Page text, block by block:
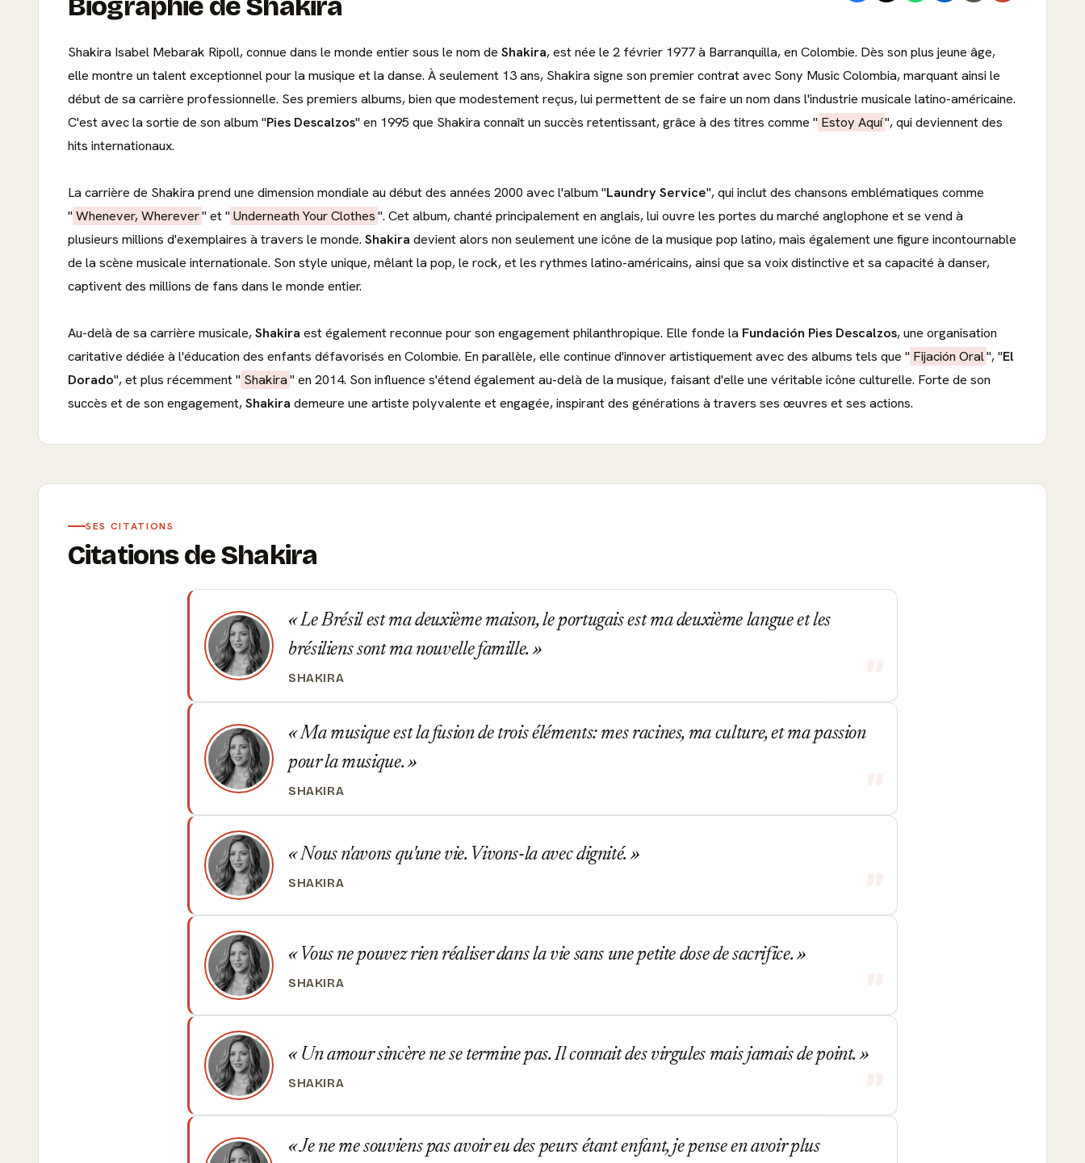
Biographie de Shakira
Shakira Isabel Mebarak Ripoll, connue dans le monde entier sous le nom de Shakira, est née le 2 février 1977 à Barranquilla, en Colombie. Dès son plus jeune âge,
elle montre un talent exceptionnel pour la musique et la danse. À seulement 13 ans, Shakira signe son premier contrat avec Sony Music Colombia, marquant ainsi le
début de sa carrière professionnelle. Ses premiers albums, bien que modestement reçus, lui permettent de se faire un nom dans l'industrie musicale latino-américaine.
C'est avec la sortie de son album "Pies Descalzos" en 1995 que Shakira connaît un succès retentissant, grâce à des titres comme " Estoy Aquí", qui deviennent des
hits internationaux.
La carrière de Shakira prend une dimension mondiale au début des années 2000 avec l'album "Laundry Service", qui inclut des chansons emblématiques comme
" Whenever, Wherever" et " Underneath Your Clothes ". Cet album, chanté principalement en anglais, lui ouvre les portes du marché anglophone et se vend à
plusieurs millions d'exemplaires à travers le monde. Shakira devient alors non seulement une icône de la musique pop latino, mais également une figure incontournable
de la scène musicale internationale. Son style unique, mêlant la pop, le rock, et les rythmes latino-américains, ainsi que sa voix distinctive et sa capacité à danser,
captivent des millions de fans dans le monde entier.
Au-delà de sa carrière musicale,Shakira est également reconnue pour son engagement philanthropique. Elle fonde la Fundación Pies Descalzos, une organisation
caritative dédiée à l'éducation des enfants défavorisés en Colombie. En parallèle, elle continue d'innover artistiquement avec des albums tels que " Fijación Oral", "El
Dorado", et plus récemment " Shakira" en 2014. Son influence s'étend également au-delà de la musique, faisant d'elle une véritable icône culturelle. Forte de son
succès et de son engagement,Shakira demeure une artiste polyvalente et engagée, inspirant des générations à travers ses œuvres et ses actions.
SES CITATIONS
Citations de Shakira
Le Brésil est ma deuxième maison, le portugais est ma deuxième langue et les
brésiliens sont ma nouvelle famille.
SHAKIRA
Ma musique est la fusion de trois éléments: mes racines, ma culture, et ma passion
pour la musique.
SHAKIRA
Nous n'avons qu'une vie. Vivons-la avec dignité.
SHAKIRA
Vous ne pouvez rien réaliser dans la vie sans une petite dose de sacrifice.
SHAKIRA
Un amour sincère ne se termine pas. Il connait des virgules mais jamais de point.
SHAKIRA
Je ne me souviens pas avoir eu des peurs étant enfant, je pense en avoir plus